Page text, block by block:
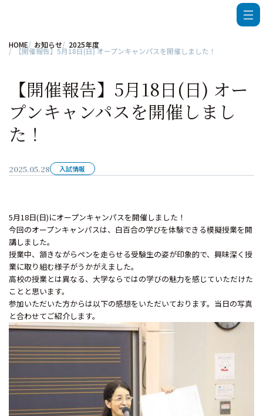
HOME お知らせ 2025年度
【開催報告】5月18日(日) オープンキャンパスを開催しました！
【開催報告】5月18日(日) オー
プンキャンパスを開催しまし
た！
2025.05.28 入試情報
5月18日(日)にオープンキャンパスを開催しました！
今回のオープンキャンパスは、白百合の学びを体験できる模擬授業を開
講しました。
授業中、頷きながらペンを走らせる受験生の姿が印象的で、興味深く授
業に取り組む様子がうかがえました。
高校の授業とは異なる、大学ならではの学びの魅力を感じていただけた
ことと思います。
参加いただいた方からは以下の感想をいただいております。当日の写真
と合わせてご紹介します。